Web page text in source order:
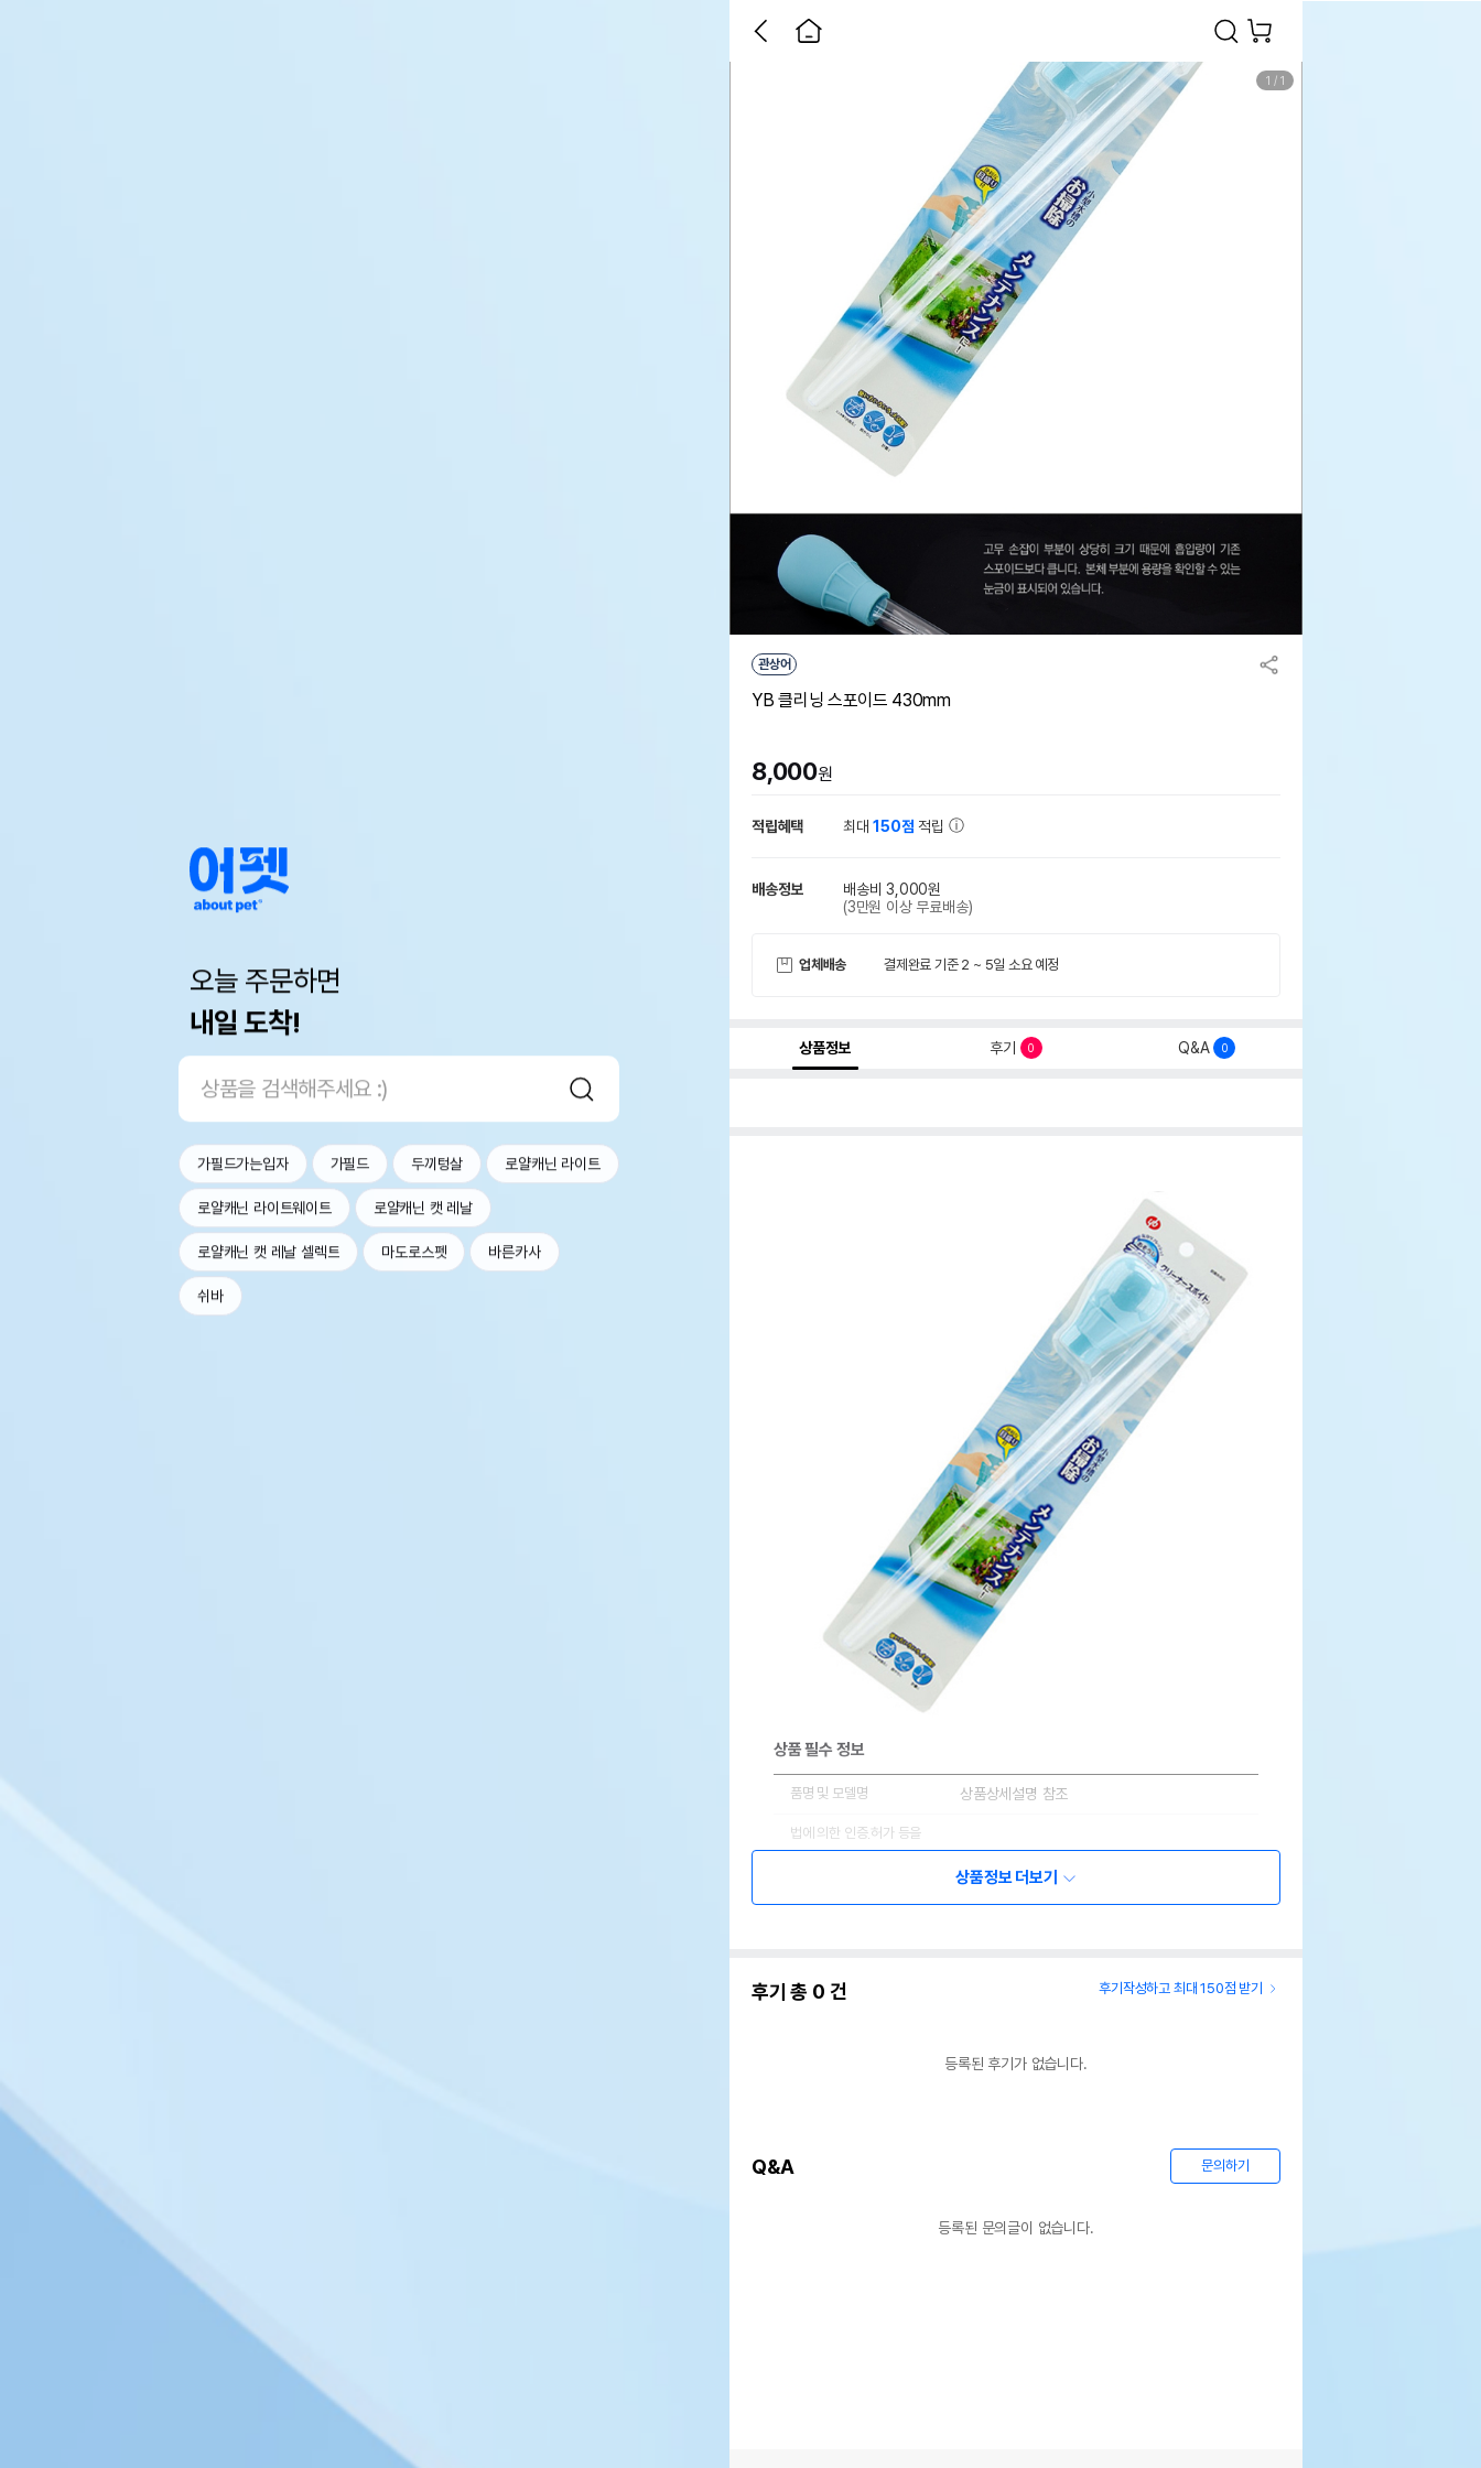
오늘 주문하면
내일 도착!
가필드가는입자 가필드 두끼텅살 로얄캐닌 라이트
로얄캐닌 라이트웨이트 로얄캐닌 캣 레날
로얄캐닌 캣 레날 셀렉트 마도로스펫 바른카사
쉬바
1 / 1
관상어
YB 클리닝 스포이드 430mm
8,000원
적립혜택 최대150점 적립
배송정보
배송비 3,000원
(3만원 이상 무료배송)
업체배송 결제완료 기준 2 ~ 5일 소요 예정
상품정보 후기 0 Q&A 0
상품 필수 정보
품명 및 모델명 상품상세설명 참조
법에 의한 인증,허가 등을
받았음을 확인할수 있는 경우
상품상세설명 참조
유통기한이 최소 2026.12.05이거나 그 이후인
상품정보 더보기
후기 총 0 건 후기작성하고 최대 150점 받기
등록된 후기가 없습니다.
Q&A 문의하기
등록된 문의글이 없습니다.